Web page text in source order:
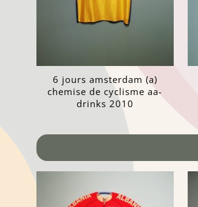
6 jours amsterdam (a)
chemise de cyclisme aa-
drinks 2010